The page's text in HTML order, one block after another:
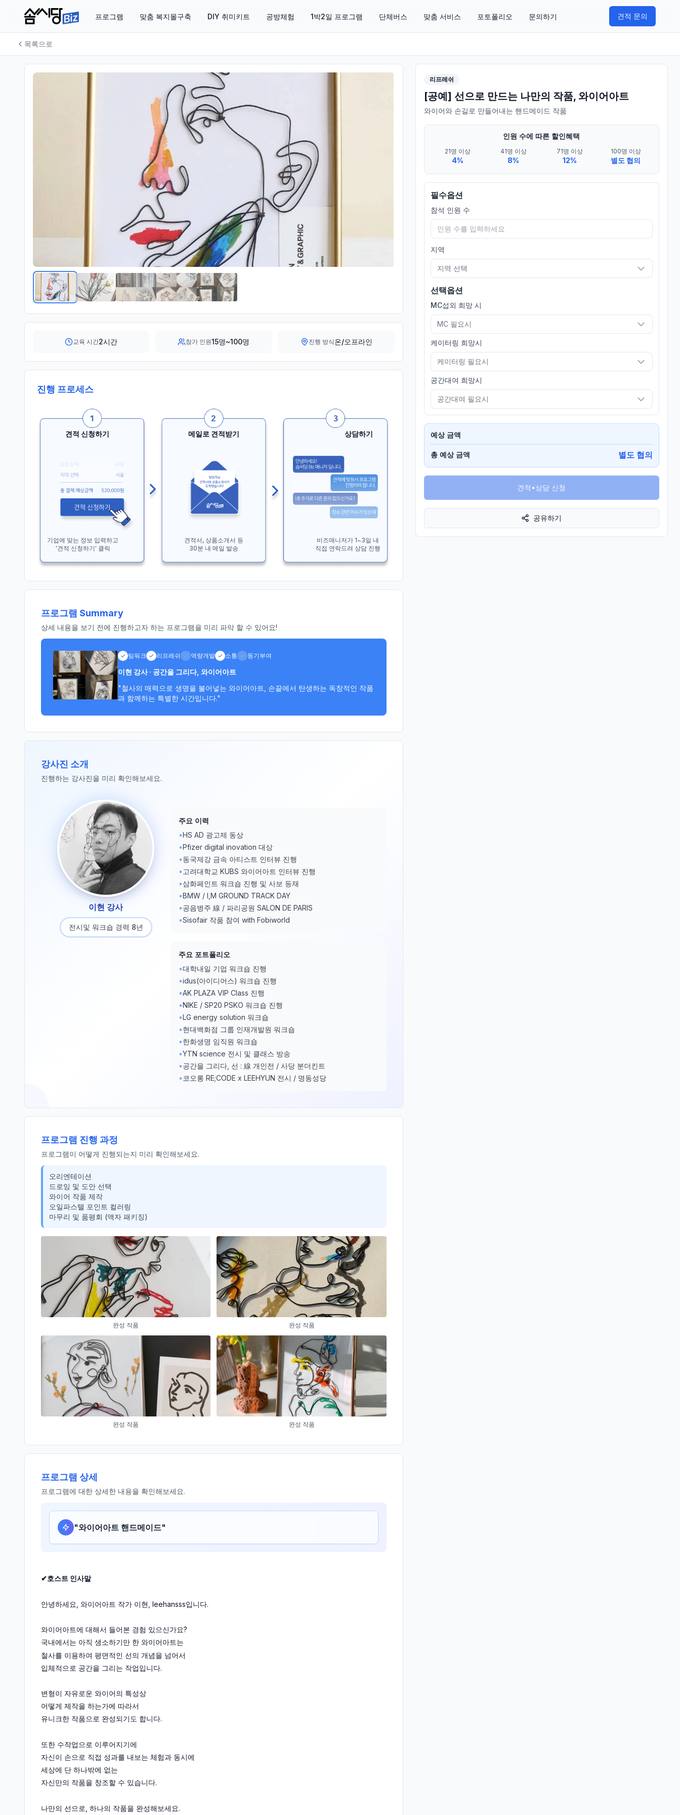
프로그램 맞춤 복지몰구축 DIY 취미키트 공방체험 1박2일 프로그램 단체버스 맞춤 서비스 포토폴리오 문의하기 견적 문의
목록으로
교육 시간2시간 참가 인원15명~100명 진행 방식 온/오프라인
진행 프로세스
견적 신청하기
기업에 맞는 정보 입력하고
'견적 신청하기' 클릭
메일로 견적받기
견적서, 상품소개서 등
30분 내 메일 발송
상담하기
비즈매니저가 1~3일 내
직접 연락드려 상담 진행
프로그램 Summary
상세 내용을 보기 전에 진행하고자 하는 프로그램을 미리 파악 할 수 있어요!
팀워크 리프레쉬 역량개발 소통 동기부여
이현 강사 · 공간을 그리다, 와이어아트
"철사의 매력으로 생명을 불어넣는 와이어아트, 손끝에서 탄생하는 독창적인 작품
과 함께하는 특별한 시간입니다."
강사진 소개
진행하는 강사진을 미리 확인해보세요.
이현 강사
전시및 워크숍 경력 8년
주요 이력
•HS AD 광고제 동상
•Pfizer digital inovation 대상
•동국제강 금속 아티스트 인터뷰 진행
• 고려대학교 KUBS 와이어아트 인터뷰 진행
•삼화페인트 워크숍 진행 및 사보 등재
•BMW / I,M GROUND TRACK DAY
•공음병주 線 / 파리공원 SALON DE PARIS
•Sisofair 작품 참여 with Fobiworld
주요 포트폴리오
•대학내일 기업 워크숍 진행
•idus(아이디어스) 워크숍 진행
•AK PLAZA VIP Class 진행
•NIKE / SP20 PSKO 워크숍 진행
•LG energy solution 워크숍
•현대백화점 그룹 인재개발원 워크숍
•한화생명 임직원 워크숍
•YTN science 전시 및 클래스 방송
•공간을 그리다, 선 : 線 개인전 / 사당 분더킨트
• 코오롱 RE;CODE x LEEHYUN 전시 / 명동성당
프로그램 진행 과정
프로그램이 어떻게 진행되는지 미리 확인해보세요.
오리엔테이션
드로잉 및 도안 선택
와이어 작품 제작
오일파스텔 포인트 컬러링
마무리 및 품평회 (액자 패키징)
완성 작품 완성 작품
완성 작품 완성 작품
프로그램 상세
프로그램에 대한 상세한 내용을 확인해보세요.
"와이어아트 핸드메이드"
✔호스트 인사말
안녕하세요, 와이어아트 작가 이현, leehansss입니다.
와이어아트에 대해서 들어본 경험 있으신가요?
국내에서는 아직 생소하기만 한 와이어아트는
철사를 이용하여 평면적인 선의 개념을 넘어서
입체적으로 공간을 그리는 작업입니다.
변형이 자유로운 와이어의 특성상
어떻게 제작을 하는가에 따라서
유니크한 작품으로 완성되기도 합니다.
또한 수작업으로 이루어지기에
자신이 손으로 직접 성과를 내보는 체험과 동시에
세상에 단 하나밖에 없는
자신만의 작품을 창조할 수 있습니다.
나만의 선으로, 하나의 작품을 완성해보세요.
리프레쉬
[공예] 선으로 만드는 나만의 작품, 와이어아트
와이어와 손길로 만들어내는 핸드메이드 작품
인원 수에 따른 할인혜택
21명 이상
4%
41명 이상
8%
71명 이상
12%
100명 이상
별도 협의
필수옵션
참석 인원 수
지역
지역 선택
선택옵션
MC섭외 희망 시
MC 필요시
케이터링 희망시
케이터링 필요시
공간대여 희망시
공간대여 필요시
예상 금액
총 예상 금액 별도 협의
견적•상담 신청
공유하기